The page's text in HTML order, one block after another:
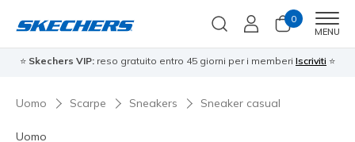
0
MENU
⭐ Skechers VIP: reso gratuito entro 45 giorni per i memberi Iscriviti ⭐
Uomo Scarpe Sneakers Sneaker casual
Uomo